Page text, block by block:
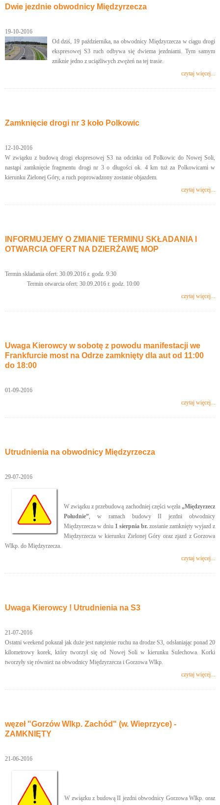
Dwie jezdnie obwodnicy Międzyrzecza
19-10-2016
Od dziś, 19 października, na obwodnicy Międzyrzecza w ciągu drogi
ekspresowej S3 ruch odbywa się dwiema jezdniami. Tym samym
zniknie jedno z uciążliwych zwężeń na tej trasie.
czytaj więcej...
Zamknięcie drogi nr 3 koło Polkowic
12-10-2016
W związku z budową drogi ekspresowej S3 na odcinku od Polkowic do Nowej Soli,
nastąpi zamknięcie fragmentu drogi nr 3 o długości ok. 4 km tuż za Polkowicami w
kierunku Zielonej Góry, a ruch poprowadzony zostanie objazdem.
czytaj więcej...
INFORMUJEMY O ZMIANIE TERMINU SKŁADANIA I
OTWARCIA OFERT NA DZIERŻAWĘ MOP
Termin składania ofert: 30.09.2016 r. godz. 9:30
Termin otwarcia ofert: 30.09.2016 r. godz. 10:00
czytaj więcej...
Uwaga Kierowcy w sobotę z powodu manifestacji we
Frankfurcie most na Odrze zamknięty dla aut od 11:00
do 18:00
01-09-2016
czytaj więcej...
Utrudnienia na obwodnicy Międzyrzecza
29-07-2016
W związku z przebudową zachodniej części węzła „Międzyrzecz
Południe”, w ramach budowy II jezdni obwodnicy
Międzyrzecza w dniu 1 sierpnia br. zostanie zamknięty wyjazd z
Międzyrzecza w kierunku Zielonej Góry oraz zjazd z Gorzowa
Wlkp. do Międzyrzecza.
czytaj więcej...
Uwaga Kierowcy ! Utrudnienia na S3
21-07-2016
Ostatni weekend pokazał jak duże jest natężenie ruchu na drodze S3, odsłaniając ponad 20
kilometrowy korek, który tworzył się od Nowej Soli w kierunku Sulechowa. Korki
tworzyły się również na obwodnicy Międzyrzecza i Gorzowa Wlkp.
czytaj więcej...
węzeł "Gorzów Wlkp. Zachód" (w. Wieprzyce) -
ZAMKNIĘTY
21-06-2016
W związku z budową II jezdni obwodnicy Gorzowa Wlkp. oraz